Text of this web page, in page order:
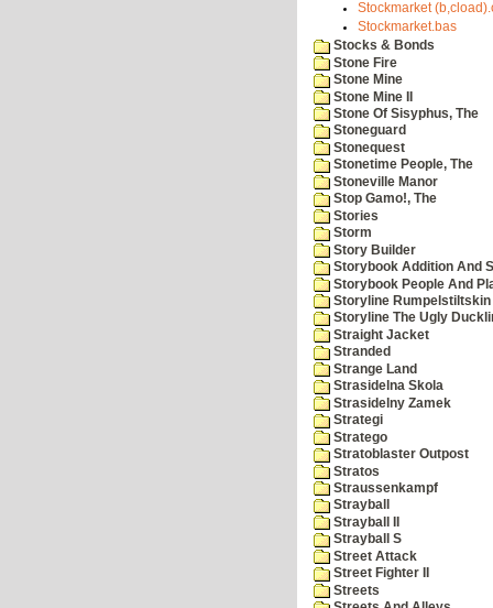
Stockmarket
Stockmarket.bas
Stocks & Bonds
Stone Fire
Stone Mine
Stone Mine II
Stone Of Sisyphus, The
Stoneguard
Stonequest
Stonetime People, The
Stoneville Manor
Stop Gamo!, The
Stories
Storm
Story Builder
Storybook Addition And
Storybook People And
Storyline Rumpelstiltskin
Storyline The Ugly
Straight Jacket
Stranded
Strange Land
Strasidelna Skola
Strasidelny Zamek
Strategi
Stratego
Stratoblaster Outpost
Stratos
Straussenkampf
Strayball
Strayball II
Strayball S
Street Attack
Street Fighter II
Streets